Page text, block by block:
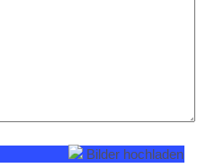
Bilder hochladen